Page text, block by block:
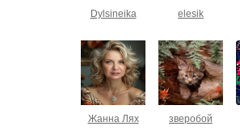
Dylsineika elesik
Жанна Лях зверобой